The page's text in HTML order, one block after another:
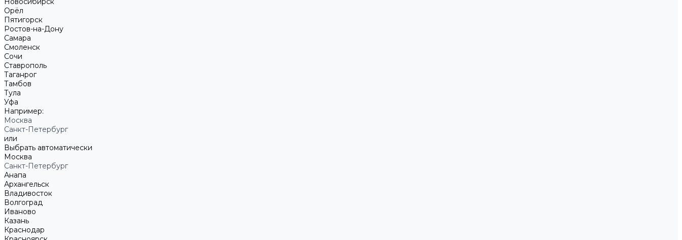
Орёл
Пятигорск
Ростов-на-Дону
Самара
Смоленск
Сочи
Ставрополь
Таганрог
Тамбов
Тула
Уфа
Например:
Москва
Санкт-Петербург
или
Выбрать автоматически
Москва
Санкт-Петербург
Анапа
Архангельск
Владивосток
Волгоград
Иваново
Казань
Краснодар